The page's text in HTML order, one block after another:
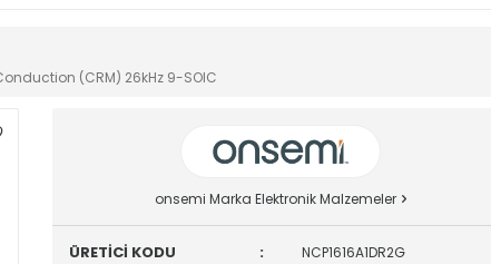
(CRM) 26kHz 9-SOIC
onsemi Marka Elektronik Malzemeler
ÜRETİCİ KODU : NCP1616A1DR2G